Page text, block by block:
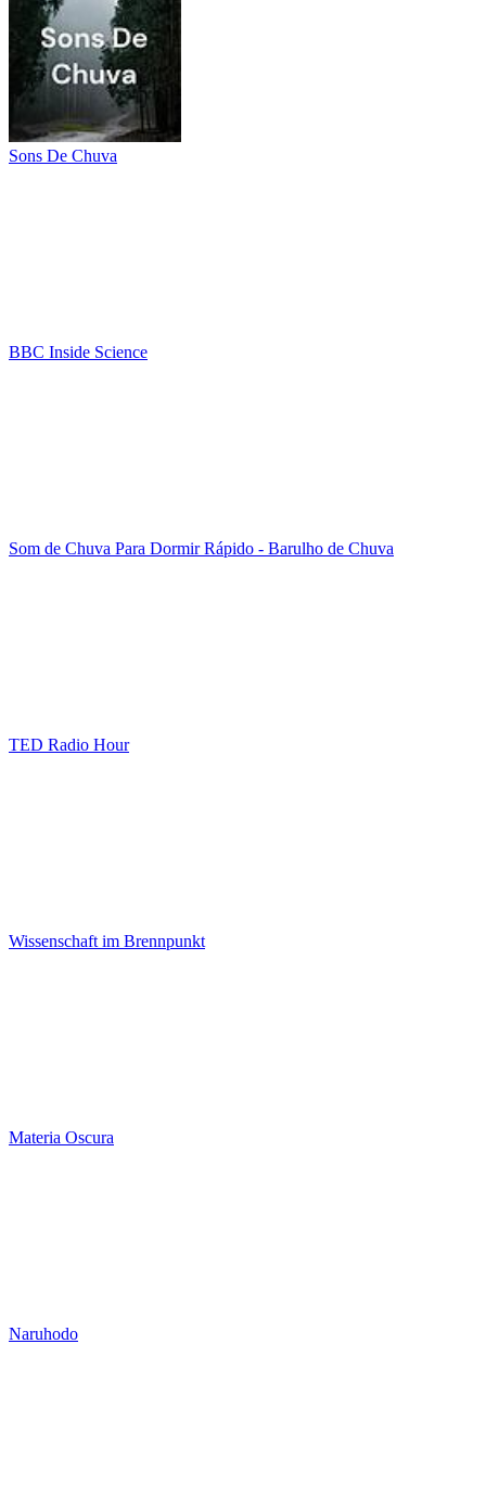
Sons De Chuva
BBC Inside Science
Som de Chuva Para Dormir Rápido - Barulho de Chuva
TED Radio Hour
Wissenschaft im Brennpunkt
Materia Oscura
Naruhodo